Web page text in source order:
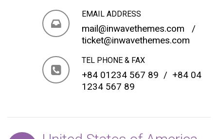
EMAIL ADDRESS
mail@inwavethemes.com /
ticket@inwavethemes.com
TEL PHONE & FAX
+84 01234 567 89 / +84 04
1234 567 89